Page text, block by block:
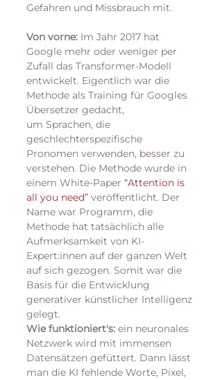
Gefahren und Missbrauch mit.
Von vorne: Im Jahr 2017 hat
Google mehr oder weniger per
Zufall das Transformer-Modell
entwickelt. Eigentlich war die
Methode als Training für Googles
Übersetzer gedacht,
um Sprachen, die
geschlechterspezifische
Pronomen verwenden, besser zu
verstehen. Die Methode wurde in
einem White-Paper “Attention is
all you need” veröffentlicht. Der
Name war Programm, die
Methode hat tatsächlich alle
Aufmerksamkeit von KI-
Expert:innen auf der ganzen Welt
auf sich gezogen. Somit war die
Basis für die Entwicklung
generativer künstlicher Intelligenz
gelegt.
Wie funktioniert's: ein neuronales
Netzwerk wird mit immensen
Datensätzen gefüttert. Dann lässt
man die KI fehlende Worte, Pixel,